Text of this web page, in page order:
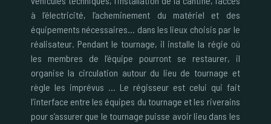
à l’électricité, l’acheminement du matériel et des
équipements nécessaires… dans les lieux choisis par le
réalisateur. Pendant le tournage, il installe la régie où
les membres de l’équipe pourront se restaurer, il
organise la circulation autour du lieu de tournage et
règle les imprévus … Le régisseur est celui qui fait
l’interface entre les équipes du tournage et les riverains
pour s’assurer que le tournage puisse avoir lieu dans les